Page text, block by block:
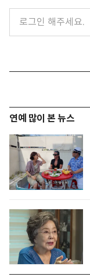
연예 많이 본 뉴스